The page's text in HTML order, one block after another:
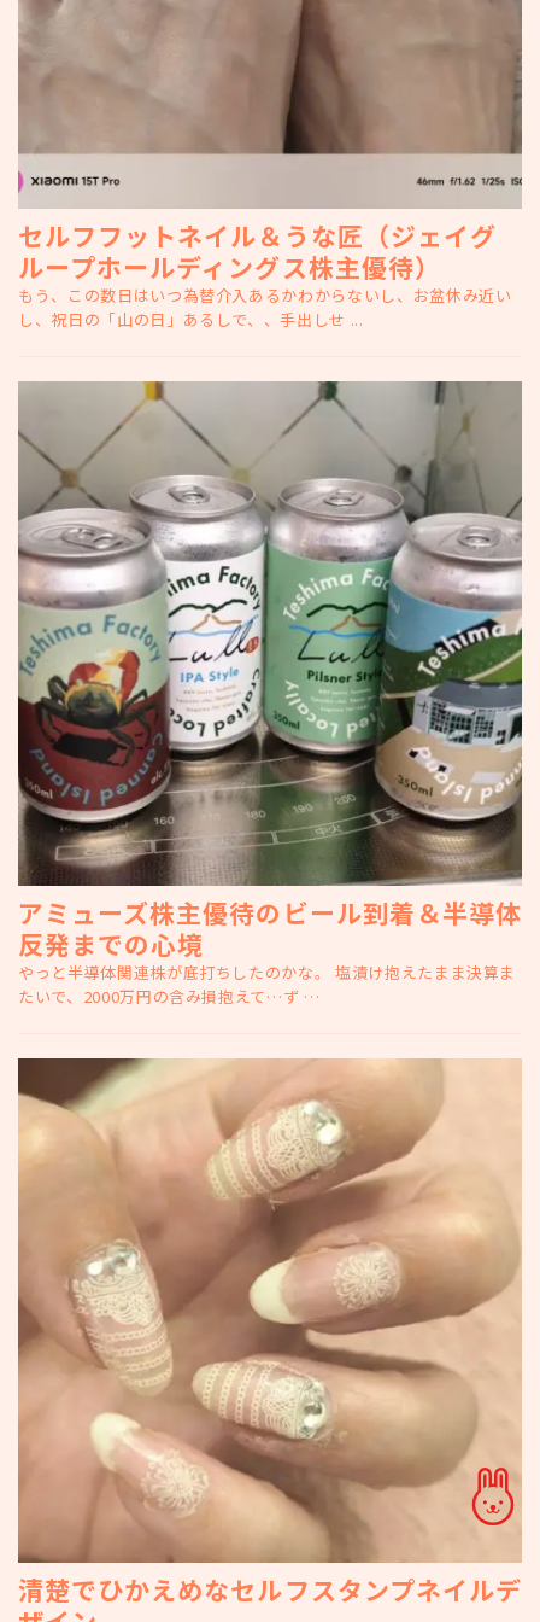
セルフフットネイル＆うな匠（ジェイグ
ループホールディングス株主優待）
もう、この数日はいつ為替介入あるかわからないし、お盆休み近い
し、祝日の「山の日」あるしで、、手出しせ ...
アミューズ株主優待のビール到着＆半導体
反発までの心境
やっと半導体関連株が底打ちしたのかな。 塩漬け抱えたまま決算ま
たいで、2000万円の含み損抱えて…ず …
清楚でひかえめなセルフスタンプネイルデ